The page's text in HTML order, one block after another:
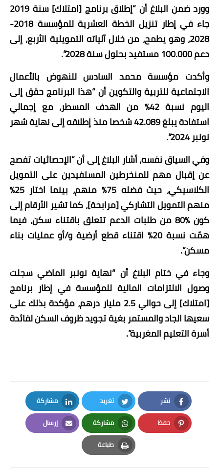
وورد ضمن البلاغ أن “إطلاق برنامج [امتلاك] سنة 2019
جاء في إطار تنزيل الخطة العشرية للمؤسسة 2018-
2028، وهو يطمح، من خلال آلياته التمويلية الأربع، إلى
دعم 100.000 مستفيد بحلول سنة 2028”.
وأكدت مؤسسة محمد السادس للنهوض بالأعمال
الاجتماعية للتربية والتكوين أن “هذا البرنامج حقق إلى
اليوم نسبة 42% من الهدف المسطر، مع إجمالي
استفادة يبلغ 42.089 شخصا منذ إطلاقه إلى نهاية شهر
نونبر 2024”.
وفي السياق نفسه، أشار البلاغ إلى أن “الإحصائيات تفصح
عن إقبال مهم للمنخرطين المستفيدين على التمويل
الكلاسيكي، حيث فضله 75% منهم، بينما اختار 25%
منهم التمويل التشاركي [مرابحة]، كما تشير الأرقام إلى
كون %80 من طلبات الدعم تتعلق باقتناء سكن، فيما
همّت نسبة 20% اقتناء قطع أرضية و/أو عمليات بناء
مسكن”.
وجاء في ختام البلاغ أن “نهاية نونبر الماضي سجلت
وصول الالتزامات المالية للمؤسسة في إطار برنامج
[امتلاك] إلى حوالي 2.5 مليار درهم، مؤكدة بذلك على
سعيها الجاد والمستمر بغية تجويد ظروف السكن لفائدة
أسرة التعليم المغربية”.
نشر
Facebook
تغريد
Twitter
مشاركة
LinkedIn
حفظ
Pinterest
مشاركة
Whatsapp
إرسال
Email
طباعة
Print